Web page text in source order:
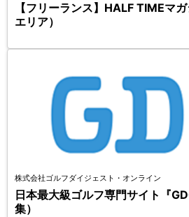
【フリーランス】HALF TIMEマ
エリア）
株式会社ゴルフダイジェスト・オンライン
日本最大級ゴルフ専門サイト『
集）